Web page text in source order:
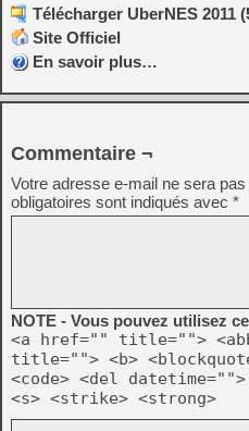
Télécharger UberNES 2011
Site Officiel
En savoir plus…
Commentaire ¬
Votre adresse e-mail ne sera pas
obligatoires sont indiqués avec *
NOTE - Vous pouvez utilisez
<a href="" title="">
title=""> <b>
<code> <del
<s> <strike> <strong>